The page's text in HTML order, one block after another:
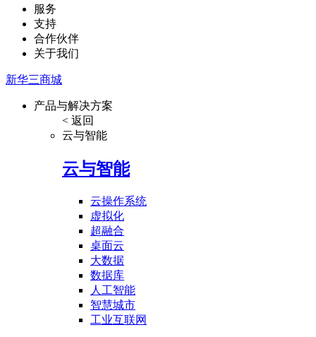
服务
支持
合作伙伴
关于我们
新华三商城
产品与解决方案
< 返回
云与智能
云与智能
云操作系统
虚拟化
超融合
桌面云
大数据
数据库
人工智能
智慧城市
工业互联网